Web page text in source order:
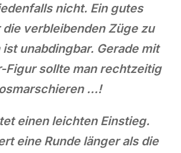
nicht. Ein gutes
verbleibenden Züge zu
unabdingbar. Gerade mit
Figur sollte man rechtzeitig
…!
einen leichten Einstieg.
eine Runde länger als die